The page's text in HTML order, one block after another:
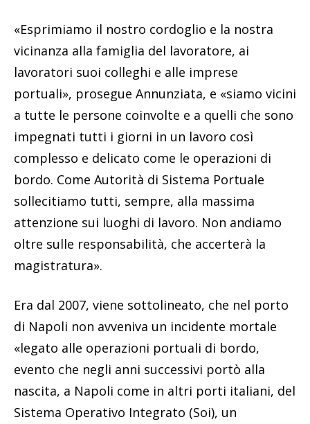
«Esprimiamo il nostro cordoglio e la nostra
vicinanza alla famiglia del lavoratore, ai
lavoratori suoi colleghi e alle imprese
portuali», prosegue Annunziata, e «siamo vicini
a tutte le persone coinvolte e a quelli che sono
impegnati tutti i giorni in un lavoro così
complesso e delicato come le operazioni di
bordo. Come Autorità di Sistema Portuale
sollecitiamo tutti, sempre, alla massima
attenzione sui luoghi di lavoro. Non andiamo
oltre sulle responsabilità, che accerterà la
magistratura».
Era dal 2007, viene sottolineato, che nel porto
di Napoli non avveniva un incidente mortale
«legato alle operazioni portuali di bordo,
evento che negli anni successivi portò alla
nascita, a Napoli come in altri porti italiani, del
Sistema Operativo Integrato (Soi), un